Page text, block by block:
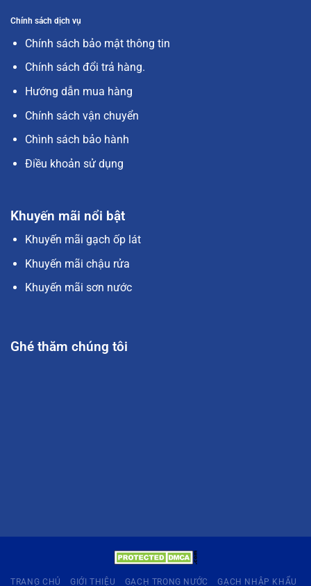
Chính sách dịch vụ
Chính sách bảo mật thông tin
Chính sách đổi trả hàng.
Hướng dẫn mua hàng
Chính sách vận chuyển
Chình sách bảo hành
Điều khoản sử dụng
Khuyến mãi nổi bật
Khuyến mãi gạch ốp lát
Khuyến mãi chậu rửa
Khuyến mãi sơn nước
Ghé thăm chúng tôi
TRANG CHỦ GIỚI THIỆU GẠCH TRONG NƯỚC GẠCH NHẬP KHẨU